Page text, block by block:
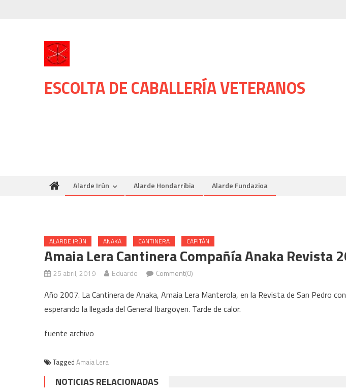
ESCOLTA DE CABALLERÍA VETERANOS
Alarde Irún Alarde Hondarribia Alarde Fundazioa
ALARDE IRÚN ANAKA CANTINERA CAPITÁN
Amaia Lera Cantinera Compañía Anaka Revista
25 abril, 2019 Eduardo Comment(0)
Año 2007. La Cantinera de Anaka, Amaia Lera Manterola, en la Revista de San Pedro
esperando la llegada del General Ibargoyen. Tarde de calor.
fuente archivo
Tagged Amaia Lera
NOTICIAS RELACIONADAS